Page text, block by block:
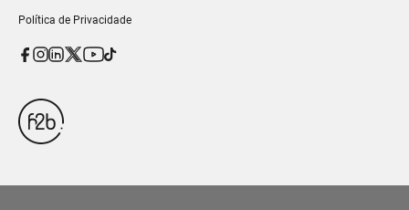
Política de Privacidade